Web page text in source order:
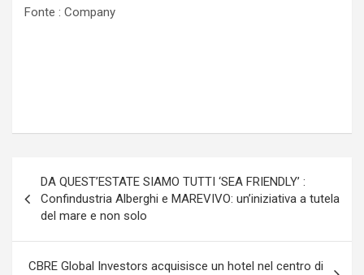
Fonte : Company
articoli
DA QUEST’ESTATE SIAMO TUTTI ‘SEA FRIENDLY’ :
Confindustria Alberghi e MAREVIVO: un’iniziativa a tutela
del mare e non solo
CBRE Global Investors acquisisce un hotel nel centro di